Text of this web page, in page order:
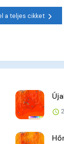
a teljes cikket